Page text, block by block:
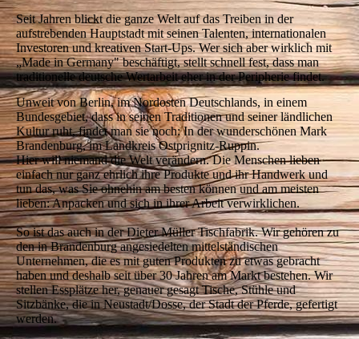
Seit Jahren blickt die ganze Welt auf das Treiben in der
aufstrebenden Hauptstadt mit seinen Talenten, internationalen
Investoren und kreativen Start-Ups. Wer sich aber wirklich mit
„Made in Germany" beschäftigt, stellt schnell fest, dass man
traditionelle deutsche Wertarbeit eher in der Peripherie findet.
Unweit von Berlin, im Nordosten Deutschlands, in einem
Bundesgebiet, dass in seinen Traditionen und seiner ländlichen
Kultur ruht, findet man sie noch: In der wunderschönen Mark
Brandenburg, im Landkreis Ostprignitz-Ruppin.
Hier will niemand die Welt verändern. Die Menschen lieben
einfach nur ganz ehrlich ihre Produkte und ihr Handwerk und
tun das, was Sie ohnehin am besten können und am meisten
lieben: Anpacken und sich in ihrer Arbeit verwirklichen.
So ist das auch in der Dieter Müller Tischfabrik. Wir gehören zu
den in Brandenburg angesiedelten mittelständischen
Unternehmen, die es mit guten Produkten zu etwas gebracht
haben und deshalb seit über 30 Jahren am Markt bestehen. Wir
stellen Essplätze her, genauer gesagt Tische, Stühle und
Sitzbänke, die in Neustadt/Dosse, der Stadt der Pferde, gefertigt
werden.